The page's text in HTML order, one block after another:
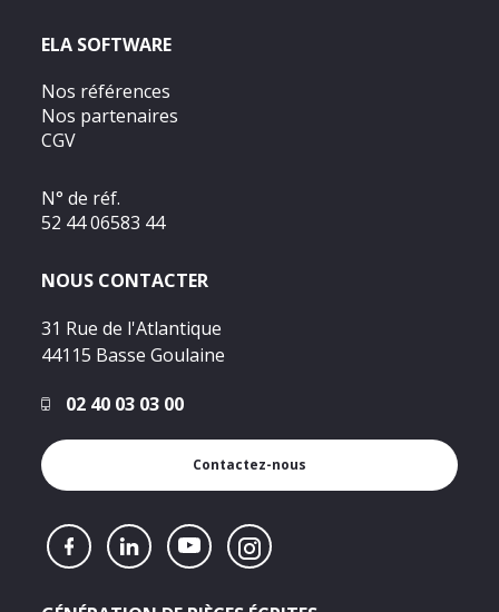
ELA SOFTWARE
Nos références
Nos partenaires
CGV
N° de réf.
52 44 06583 44
NOUS CONTACTER
31 Rue de l'Atlantique
44115 Basse Goulaine
02 40 03 03 00
Contactez-nous